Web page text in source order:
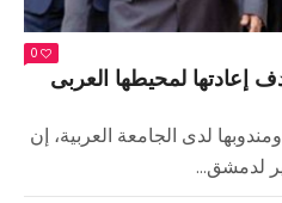
0
لمحيطها العربى
لدى الجامعة العربية، إن
لدمشق...